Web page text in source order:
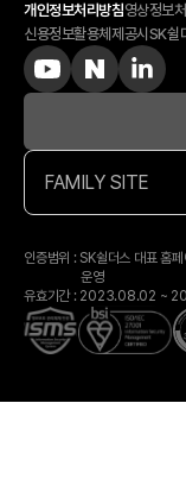
개인정보처리방침영상정보
신용정보활용체제공시 SK쉴
FAMILY SITE
인증범위 : SK쉴더스 대표 홈
운영
유효기간 : 2023.08.02 ~